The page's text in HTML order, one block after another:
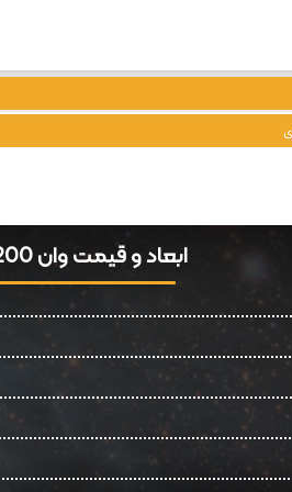
ابعاد و قیمت وان 200 لیتری